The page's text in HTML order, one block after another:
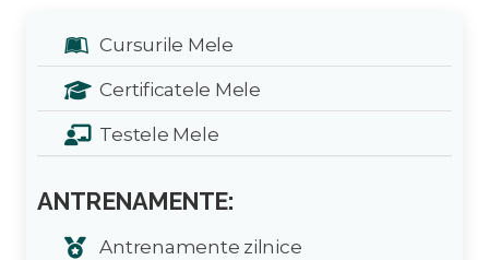
Cursurile Mele
Certificatele Mele
Testele Mele
ANTRENAMENTE:
Antrenamente zilnice